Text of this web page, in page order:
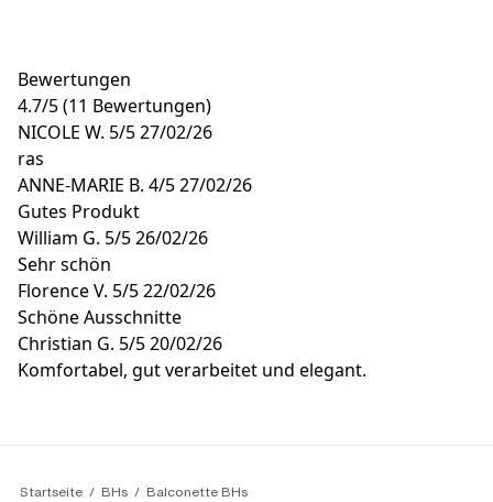
Bewertungen
4.7/5(11 Bewertungen)
NICOLE W. 5/527/02/26
ras
ANNE-MARIE B. 4/527/02/26
Gutes Produkt
William G. 5/526/02/26
Sehr schön
Florence V. 5/522/02/26
Schöne Ausschnitte
Christian G. 5/520/02/26
Komfortabel, gut verarbeitet und elegant.
Startseite BHs Balconette BHs